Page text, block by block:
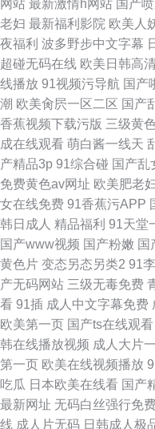
网站 最新激情h网站 国产
老妇 最新福利影院 欧美人
夜福利 波多野步中文字幕
超碰无码在线 欧美日韩高
线播放 91视频污导航 国产
潮 欧美肏屄一区二区 国产
香蕉视频下载污版 三级黄
成在线观看 萌白酱一线天
产精品3p 91综合碰 国产乱
免费黄色av网址 欧美肥老
女在线免费 91香蕉污APP
韩日成人 精品福利 91天堂
国产www视频 国产粉嫩 国
黄色片 变态另态另类2 91
产无码网站 三级无毒免费
看 91插 成人中文字幕免费
欧美第一页 国产ts在线观看
韩在线播放视频 成人大片
第一页 欧美在线视频播放
吃瓜 日本欧美在线看 国产
最新网址 无码白丝强行免
线 成人片无码 日韩成人极